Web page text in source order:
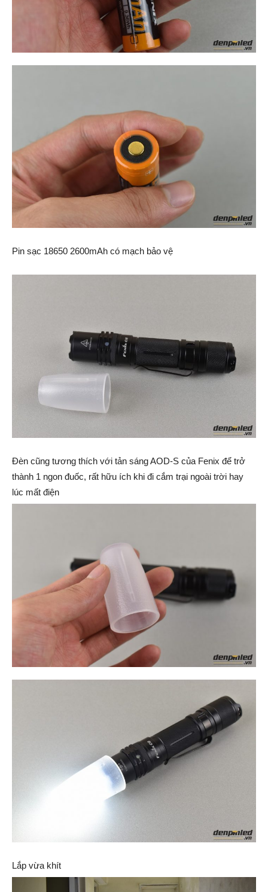
Pin sạc 18650 2600mAh có mạch bảo vệ
Đèn cũng tương thích với tản sáng AOD-S của Fenix để trở
thành 1 ngon đuốc, rất hữu ích khi đi cắm trại ngoài trời hay
lúc mất điện
Lắp vừa khít